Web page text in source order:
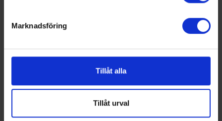
Vi använder enhetsidentifierare för att anpassa innehållet
för sociala medier och analysera vår trafik. Vi
vidarebefordrar även sådana identifierare och annan
annons- och analysföretag som vi samarbetar med.
Dessa kan i sin tur kombinera informationen med annan
information som du har tillhandahållit eller som de har
Marknadsföring
Tillåt alla
Tillåt urval